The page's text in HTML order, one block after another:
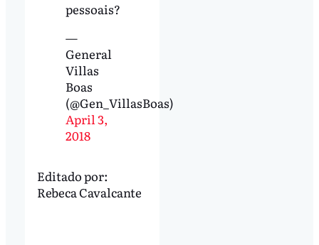
pessoais?
—
General
Villas
Boas
(@Gen_VillasBoas)
April 3,
2018
Editado por:
Rebeca Cavalcante